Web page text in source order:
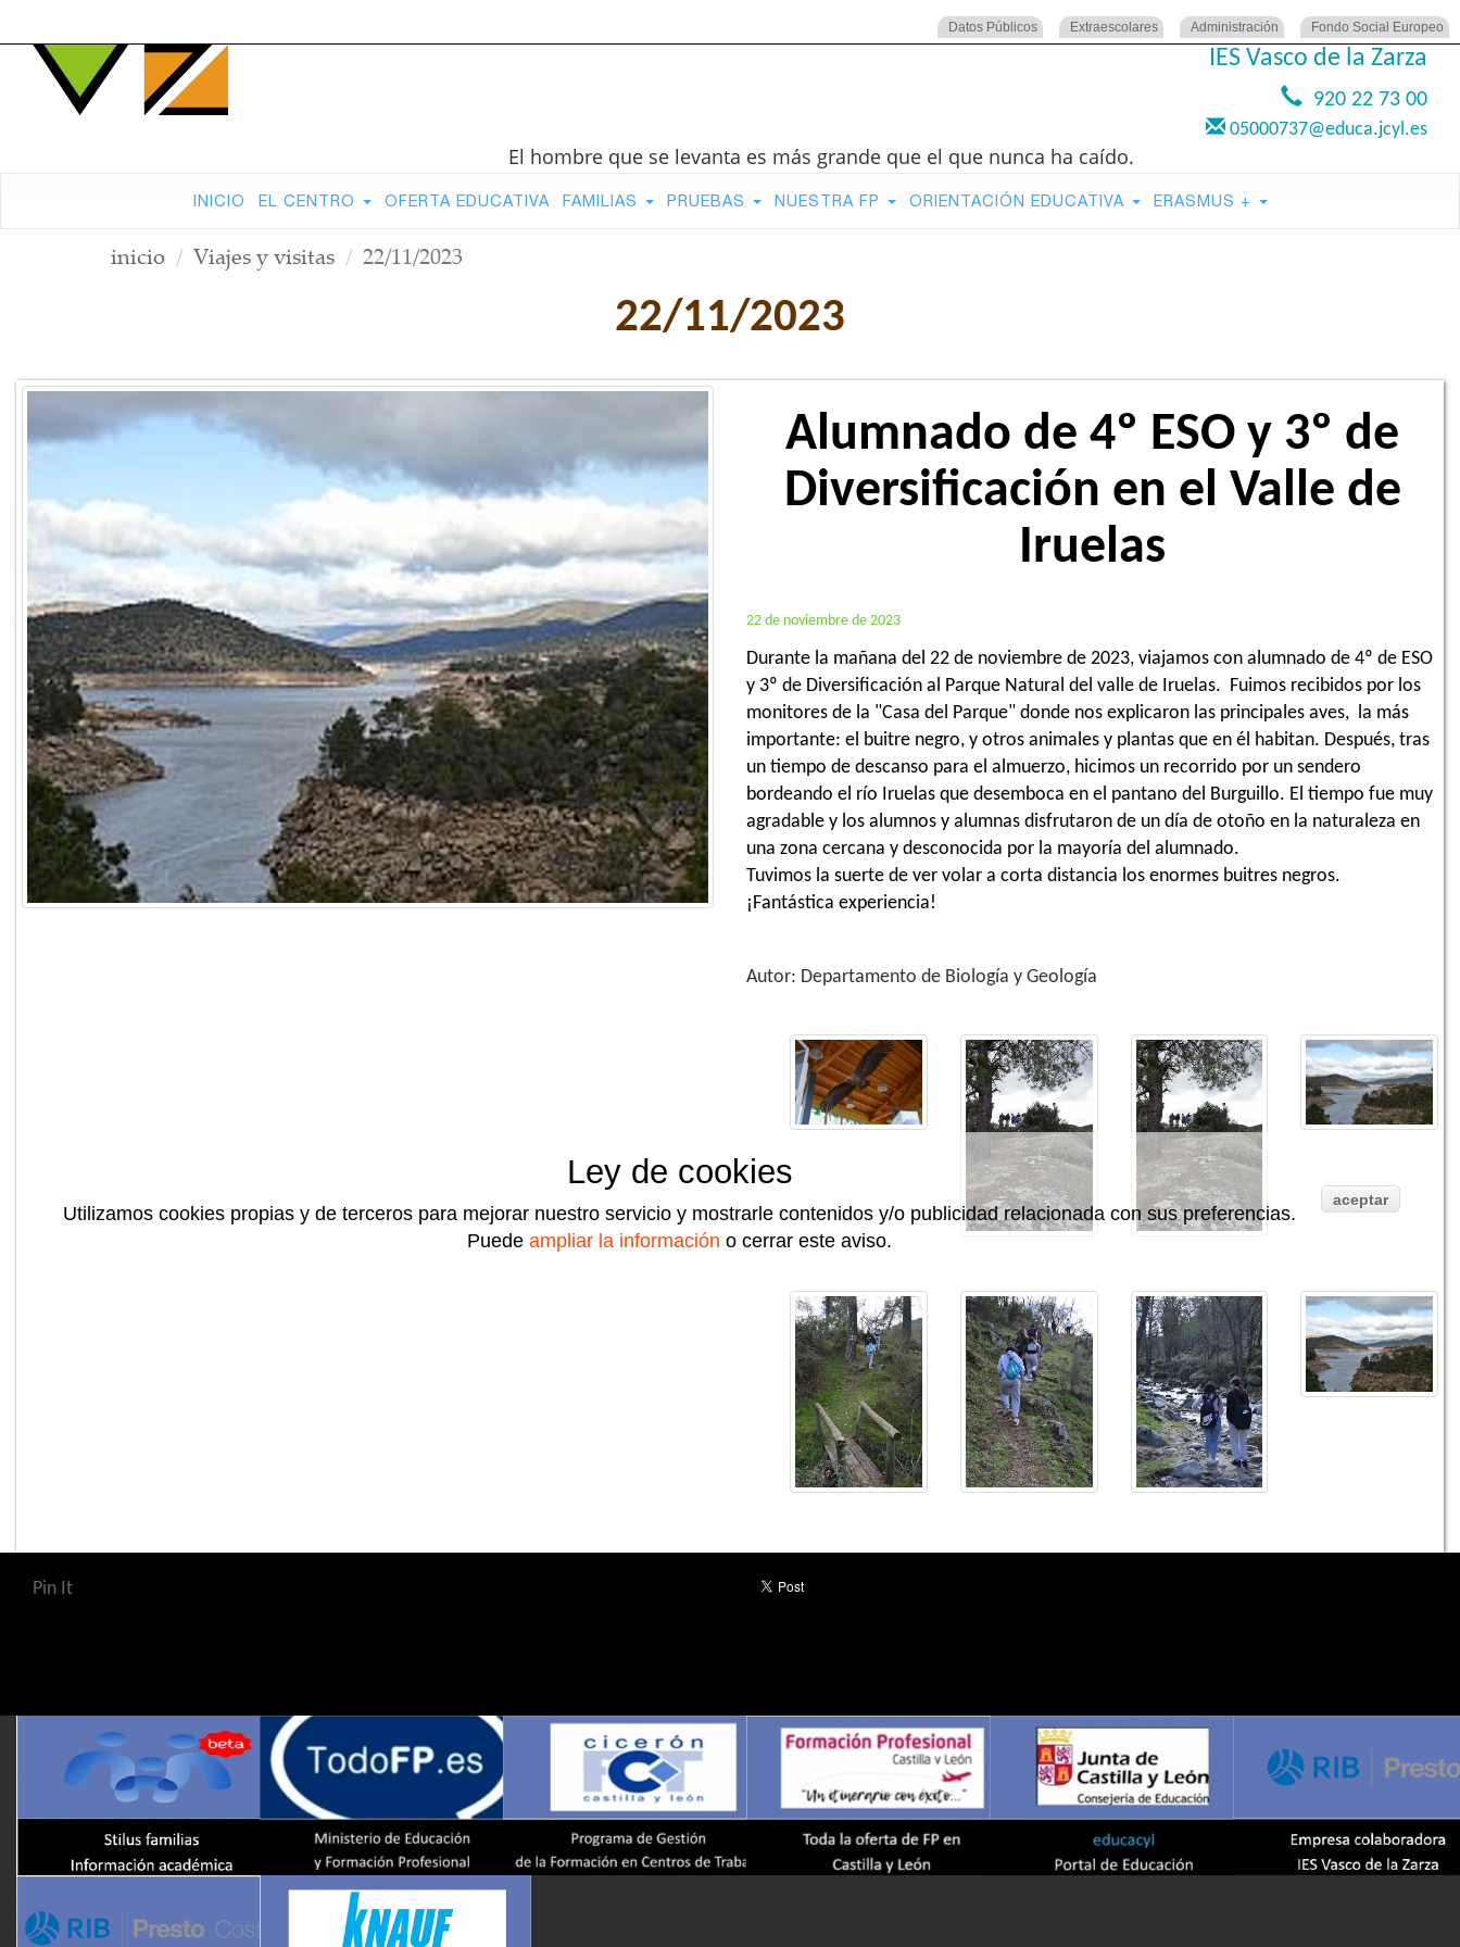
Datos Públicos Extraescolares Administración Fondo Social Europeo
IES Vasco de la Zarza
920 22 73 00
05000737@educa.jcyl.es
El hombre que se levanta es más grande que el que nunca ha caído.
INICIO EL CENTRO OFERTA EDUCATIVA FAMILIAS PRUEBAS NUESTRA FP ORIENTACIÓN EDUCATIVA ERASMUS +
inicio Viajes y visitas 22/11/2023
22/11/2023
Alumnado de 4º ESO y 3º de
Diversificación en el Valle de
Iruelas
22 de noviembre de 2023
Durante la mañana del 22 de noviembre de 2023, viajamos con alumnado de 4º de ESO
y 3º de Diversificación al Parque Natural del valle de Iruelas. Fuimos recibidos por los
monitores de la "Casa del Parque" donde nos explicaron las principales aves, la más
importante: el buitre negro, y otros animales y plantas que en él habitan. Después, tras
un tiempo de descanso para el almuerzo, hicimos un recorrido por un sendero
bordeando el río Iruelas que desemboca en el pantano del Burguillo. El tiempo fue muy
agradable y los alumnos y alumnas disfrutaron de un día de otoño en la naturaleza en
una zona cercana y desconocida por la mayoría del alumnado.
Tuvimos la suerte de ver volar a corta distancia los enormes buitres negros.
¡Fantástica experiencia!
Autor: Departamento de Biología y Geología
Pin It
Ley de cookies
Utilizamos cookies propias y de terceros para mejorar nuestro servicio y mostrarle contenidos y/o publicidad relacionada con sus preferencias.
Puede ampliar la información o cerrar este aviso.
aceptar